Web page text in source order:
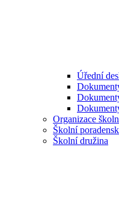
Úřední
Organizace
Školní
Školní družina